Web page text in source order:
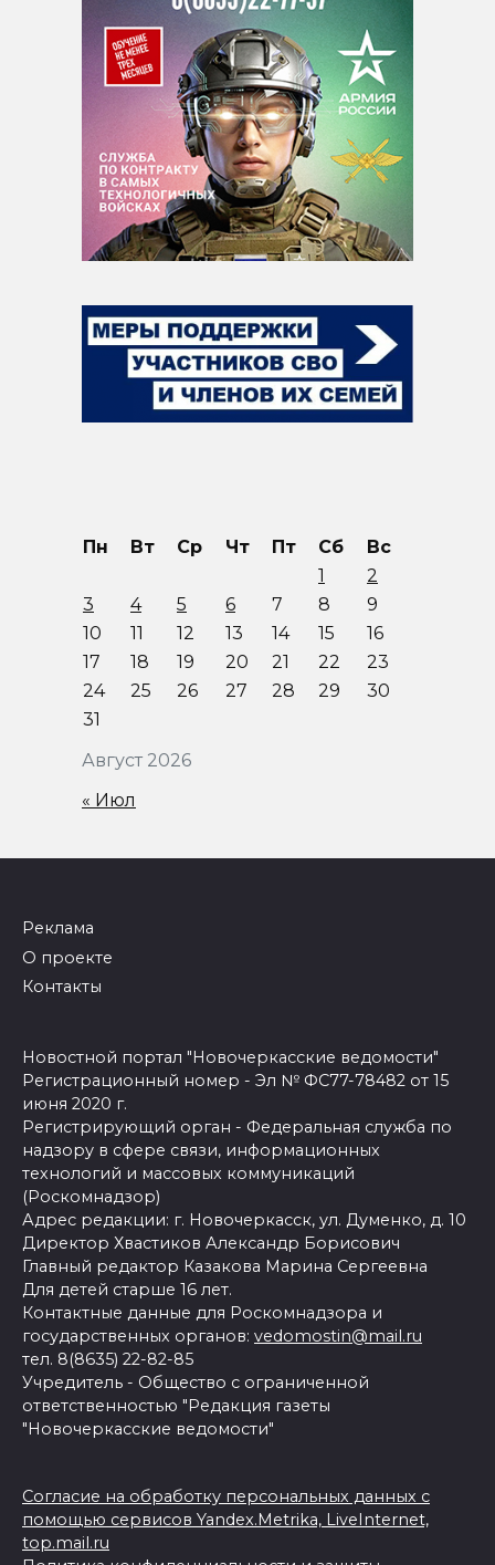
Август 2026
Пн Вт Ср Чт Пт Сб
Вс
1
2
3
4 5 6 7 8
9
10
11 12 13 14 15
16
17
18 19 20 21 22
23
24
25 26 27 28 29
30
31
« Июл
Реклама
О проекте
Контакты
Новостной портал "Новочеркасские ведомости"
Регистрационный номер - Эл № ФС77-78482 от 15
июня 2020 г.
Регистрирующий орган - Федеральная служба по
надзору в сфере связи, информационных
технологий и массовых коммуникаций
(Роскомнадзор)
Адрес редакции: г. Новочеркасск, ул. Думенко, д. 10
Директор Хвастиков Александр Борисович
Главный редактор Казакова Марина Сергеевна
Для детей старше 16 лет.
Контактные данные для Роскомнадзора и
государственных органов: vedomostin@mail.ru
тел. 8(8635) 22-82-85
Учредитель - Общество с ограниченной
ответственностью "Редакция газеты
"Новочеркасские ведомости"
Согласие на обработку персональных данных с
помощью сервисов Yandex.Metrika, LiveInternet,
top.mail.ru